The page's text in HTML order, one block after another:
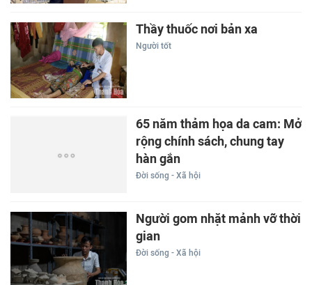
Thầy thuốc nơi bản xa
Người tốt
65 năm thảm họa da cam: Mở
rộng chính sách, chung tay
hàn gắn
Đời sống - Xã hội
Người gom nhặt mảnh vỡ thời
gian
Đời sống - Xã hội